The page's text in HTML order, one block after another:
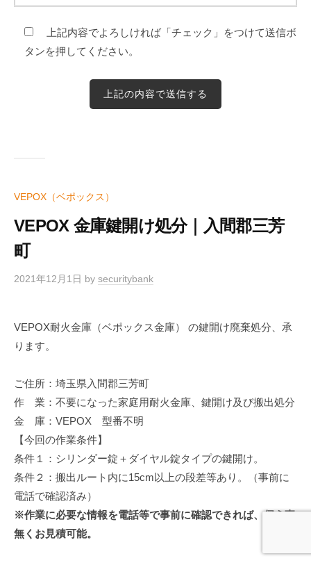
上記内容でよろしければ「チェック」をつけて送信ボ
タンを押してください。
VEPOX（ベポックス）
VEPOX 金庫鍵開け処分｜入間郡三芳
町
2021年12月1日 by securitybank
VEPOX耐火金庫（ベポックス金庫） の鍵開け廃棄処分、承
ります。
ご住所：埼玉県入間郡三芳町
作 業：不要になった家庭用耐火金庫、鍵開け及び搬出処分
金 庫：VEPOX 型番不明
【今回の作業条件】
条件１：シリンダー錠＋ダイヤル錠タイプの鍵開け。
条件２：搬出ルート内に15cm以上の段差等あり。（事前に
電話で確認済み）
※作業に必要な情報を電話等で事前に確認できれば、伺う事
無くお見積可能。